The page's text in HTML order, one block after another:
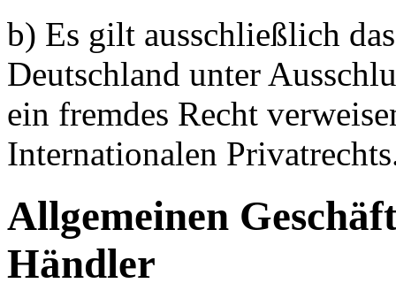
b) Es gilt ausschließlich
Deutschland unter
ein fremdes Recht
Internationalen
Allgemeinen
Händler